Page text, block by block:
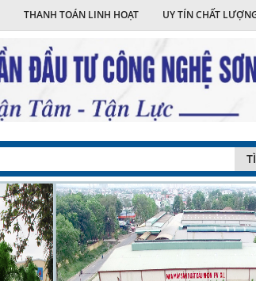
THANH TOÁN LINH HOẠT UY TÍN CHẤT